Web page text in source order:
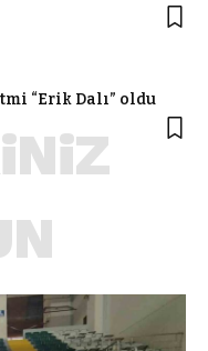
“Erik Dalı” oldu